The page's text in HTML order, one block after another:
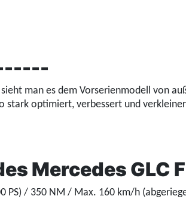
man es dem Vorserienmodell von
stark optimiert, verbessert und
Mercedes GLC
PS) / 350 NM / Max. 160 km/h